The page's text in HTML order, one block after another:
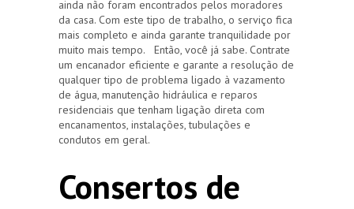
ainda não foram encontrados pelos moradores
da casa. Com este tipo de trabalho, o serviço fica
mais completo e ainda garante tranquilidade por
muito mais tempo. Então, você já sabe. Contrate
um encanador eficiente e garante a resolução de
qualquer tipo de problema ligado à vazamento
de água, manutenção hidráulica e reparos
residenciais que tenham ligação direta com
encanamentos, instalações, tubulações e
condutos em geral.
Consertos de